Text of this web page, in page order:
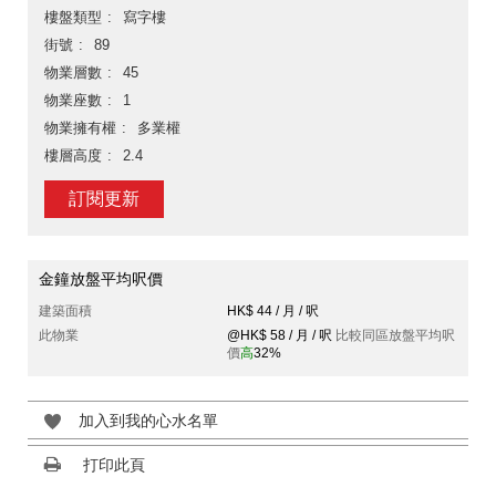
樓盤類型
寫字樓
街號
89
物業層數
45
物業座數
1
物業擁有權
多業權
樓層高度
2.4
訂閱更新
金鐘放盤平均呎價
建築面積
HK$ 44 / 月 / 呎
此物業
@HK$ 58 / 月 / 呎 比較同區放盤平均呎
價高32%
加入到我的心水名單
打印此頁